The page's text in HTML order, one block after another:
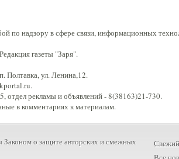
по надзору в сфере связи, информационных
газеты "Заря".
Полтавка, ул. Ленина,12.
отдел рекламы и объявлений - 8(38163)21-730.
в комментариях к материалам.
о защите авторских и смежных